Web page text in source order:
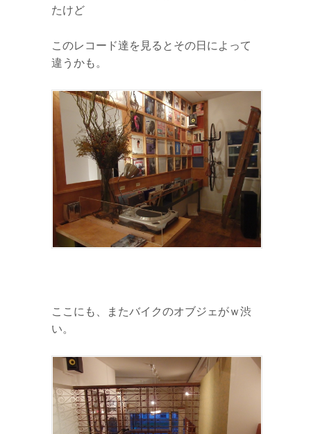
たけど
このレコード達を見るとその日によって
違うかも。
ここにも、またバイクのオブジェがｗ渋
い。